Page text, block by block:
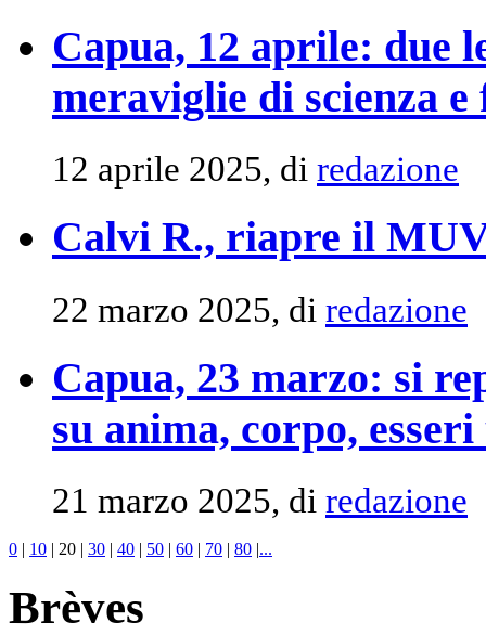
Capua, 12 aprile: due
meraviglie di scienza e
12 aprile 2025, di redazione
Calvi R., riapre il
22 marzo 2025, di redazione
Capua, 23 marzo: si
su anima, corpo,
21 marzo 2025, di redazione
0 | 10 | 20 | 30 | 40 | 50 | 60 | 70 | 80 |...
Brèves